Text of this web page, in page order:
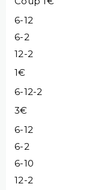
6-12
6-2
12-2
1€
6-12-2
3€
6-12
6-2
6-10
12-2